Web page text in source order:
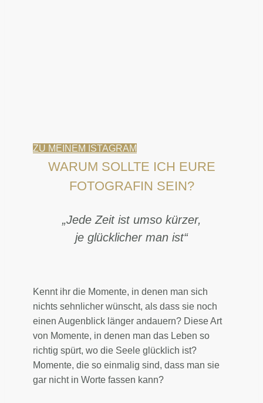
ZU MEINEM ISTAGRAM
WARUM SOLLTE ICH EURE
FOTOGRAFIN SEIN?
„Jede Zeit ist umso kürzer,
je glücklicher man ist“
Kennt ihr die Momente, in denen man sich
nichts sehnlicher wünscht, als dass sie noch
einen Augenblick länger andauern? Diese Art
von Momente, in denen man das Leben so
richtig spürt, wo die Seele glücklich ist?
Momente, die so einmalig sind, dass man sie
gar nicht in Worte fassen kann?